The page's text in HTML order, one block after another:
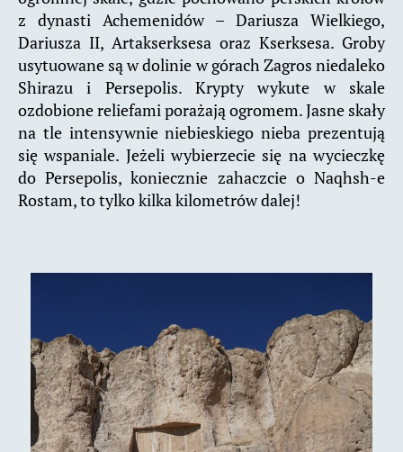
z dynasti Achemenidów – Dariusza Wielkiego,
Dariusza II, Artakserksesa oraz Kserksesa. Groby
usytuowane są w dolinie w górach Zagros niedaleko
Shirazu i Persepolis. Krypty wykute w skale
ozdobione reliefami porażają ogromem. Jasne skały
na tle intensywnie niebieskiego nieba prezentują
się wspaniale. Jeżeli wybierzecie się na wycieczkę
do Persepolis, koniecznie zahaczcie o Naqhsh-e
Rostam, to tylko kilka kilometrów dalej!